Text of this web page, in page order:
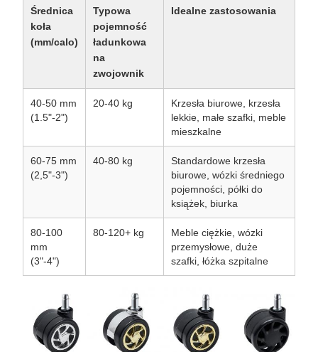
Średnica
koła
(mm/calo)
Typowa
pojemność
ładunkowa
na
zwojownik
Idealne zastosowania
40-50 mm
(1.5"-2")
20-40 kg
Krzesła biurowe, krzesła
lekkie, małe szafki, meble
mieszkalne
60-75 mm
(2,5"-3")
40-80 kg
Standardowe krzesła
biurowe, wózki średniego
pojemności, półki do
książek, biurka
80-100
mm
(3"-4")
80-120+ kg
Meble ciężkie, wózki
przemysłowe, duże
szafki, łóżka szpitalne